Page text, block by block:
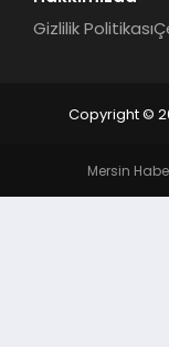
Gizlilik Politikası
Copyright ©
Mersin